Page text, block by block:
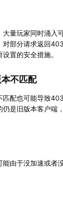
量玩家同时涌入
对部分请求返回
置的安全措施。
不匹配
匹配也可能导致
是旧版本客户端
由于没加速或者